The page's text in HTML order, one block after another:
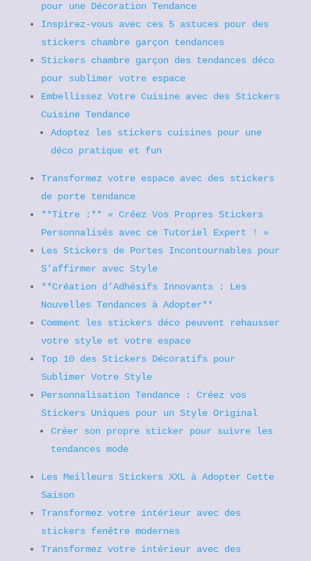
pour une Décoration Tendance
Inspirez-vous avec ces 5 astuces pour des
stickers chambre garçon tendances
Stickers chambre garçon des tendances déco
pour sublimer votre espace
Embellissez Votre Cuisine avec des Stickers
Cuisine Tendance
Adoptez les stickers cuisines pour une
déco pratique et fun
Transformez votre espace avec des stickers
de porte tendance
**Titre :** « Créez Vos Propres Stickers
Personnalisés avec ce Tutoriel Expert ! »
Les Stickers de Portes Incontournables pour
S’affirmer avec Style
**Création d’Adhésifs Innovants : Les
Nouvelles Tendances à Adopter**
Comment les stickers déco peuvent rehausser
votre style et votre espace
Top 10 des Stickers Décoratifs pour
Sublimer Votre Style
Personnalisation Tendance : Créez vos
Stickers Uniques pour un Style Original
Créer son propre sticker pour suivre les
tendances mode
Les Meilleurs Stickers XXL à Adopter Cette
Saison
Transformez votre intérieur avec des
stickers fenêtre modernes
Transformez votre intérieur avec des